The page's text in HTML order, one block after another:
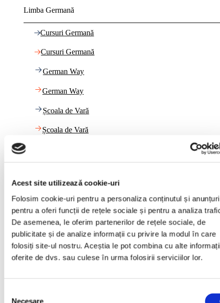
Acest site utilizează cookie-uri
Folosim cookie-uri pentru a personaliza conținutul și
pentru a oferi funcții de rețele sociale și pentru a analiza
De asemenea, le oferim partenerilor de rețele sociale, de
publicitate și de analize informații cu privire la modul în care
folosiți site-ul nostru. Aceștia le pot combina cu alte
oferite de dvs. sau culese în urma folosirii serviciilor lor.
Necesare
Limba Germană
Cursuri Germană
Cursuri Germană
German Way
German Way
Școala de Vară
Școala de Vară
Link-uri utile
Calendar
Plata cu cardul
Plata cu cardul